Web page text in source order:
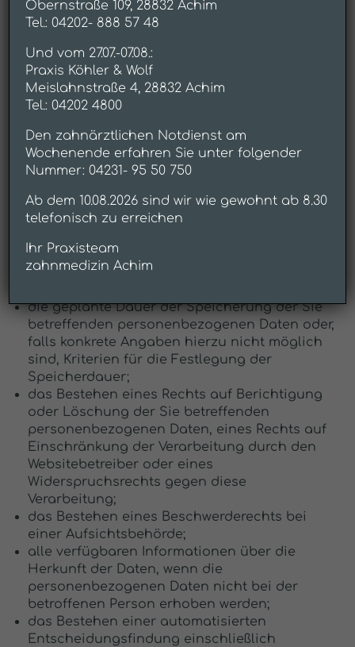
Bestätigung darüber verlangen, ob
personenbezogene Daten, die Sie betreffen, von
uns verarbeitet werden. Liegt eine solche
Verarbeitung vor, können Sie von dem
Websitebetreiber über folgende Informationen
Auskunft verlangen:
die Zwecke, zu denen die
personenbezogenen Daten verarbeitet
werden;
Daten, welche verarbeitet werden;
die Empfänger bzw. die Kategorien von
betreffenden personenbezogenen Daten
offengelegt wurden oder noch offengelegt
die geplante Dauer der Speicherung der Sie
betreffenden personenbezogenen Daten oder,
falls konkrete Angaben hierzu nicht möglich
sind, Kriterien für die Festlegung der
Speicherdauer;
das Bestehen eines Rechts auf Berichtigung
oder Löschung der Sie betreffenden
personenbezogenen Daten, eines Rechts auf
Einschränkung der Verarbeitung durch den
Websitebetreiber oder eines
Widerspruchsrechts gegen diese
Verarbeitung;
das Bestehen eines Beschwerderechts bei
einer Aufsichtsbehörde;
alle verfügbaren Informationen über die
Herkunft der Daten, wenn die
personenbezogenen Daten nicht bei der
betroffenen Person erhoben werden;
das Bestehen einer automatisierten
Entscheidungsfindung einschließlich
Obernstraße 109, 28832 Achim
Tel.: 04202- 888 57 48
Und vom 27.07.-07.08.:
Praxis Köhler & Wolf
Meislahnstraße 4, 28832 Achim
Tel.: 04202 4800
Den zahnärztlichen Notdienst am
Wochenende erfahren Sie unter folgender
Nummer: 04231- 95 50 750
Ab dem 10.08.2026 sind wir wie gewohnt ab 8.30
telefonisch zu erreichen
Ihr Praxisteam
zahnmedizin Achim